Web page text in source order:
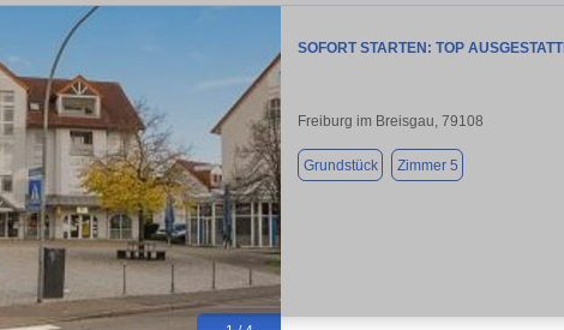
SOFORT STARTEN: TOP
Freiburg im Breisgau, 79108
Grundstück Zimmer 5